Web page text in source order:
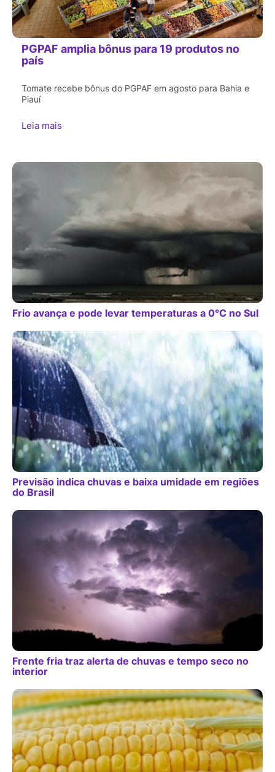
PGPAF amplia bônus para 19 produtos no
país
Tomate recebe bônus do PGPAF em agosto para Bahia e
Piauí
Leia mais
Frio avança e pode levar temperaturas a 0°C no Sul
Previsão indica chuvas e baixa umidade em regiões
do Brasil
Frente fria traz alerta de chuvas e tempo seco no
interior